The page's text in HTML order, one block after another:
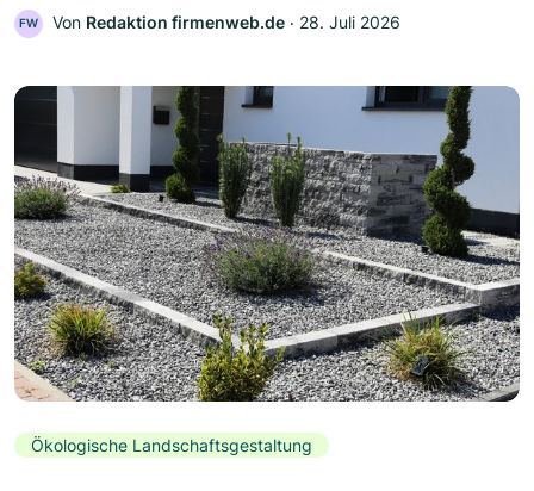
FW Von Redaktion firmenweb.de ‧ 28. Juli 2026
Ökologische Landschaftsgestaltung